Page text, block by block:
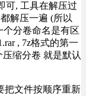
可, 工具在解压过
解压一遍 (所以
个分卷命名是有区
, 7z格式的第一
缩分卷 就是默认
把文件按顺序重新